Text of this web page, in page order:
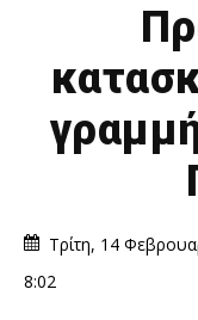
Τρίτη, 14
8:02